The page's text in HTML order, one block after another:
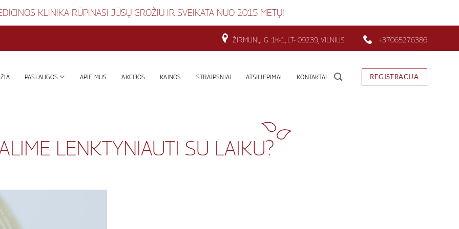
KLINIKA RŪPINASI JŪSŲ GROŽIU IR SVEIKATA NUO 2015 METŲ!
ŽIRMŪNŲ G. 1K-1, LT- 09239, VILNIUS +37065276386
PASLAUGOS APIE MUS AKCIJOS KAINOS STRAIPSNIAI ATSILIEPIMAI KONTAKTAI REGISTRACIJA
LENKTYNIAUTI SU LAIKU?